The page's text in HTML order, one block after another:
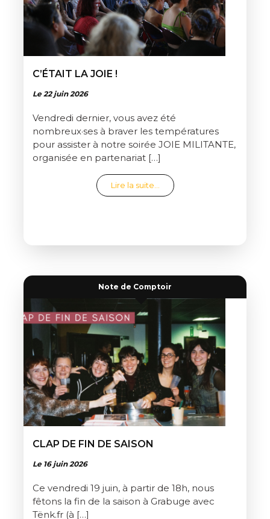
C’ÉTAIT LA JOIE !
Le 22 juin 2026
Vendredi dernier, vous avez été
nombreux·ses à braver les températures
pour assister à notre soirée JOIE MILITANTE,
organisée en partenariat […]
Lire la suite… from C’était la joie !
Note de Comptoir
CLAP DE FIN DE SAISON
Le 16 juin 2026
Ce vendredi 19 juin, à partir de 18h, nous
fêtons la fin de la saison à Grabuge avec
Tënk.fr (à […]